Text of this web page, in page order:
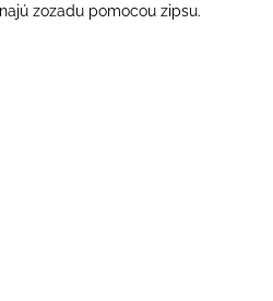
zozadu pomocou zipsu.